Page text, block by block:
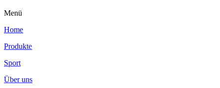
Menü
Home
Produkte
Sport
Über uns